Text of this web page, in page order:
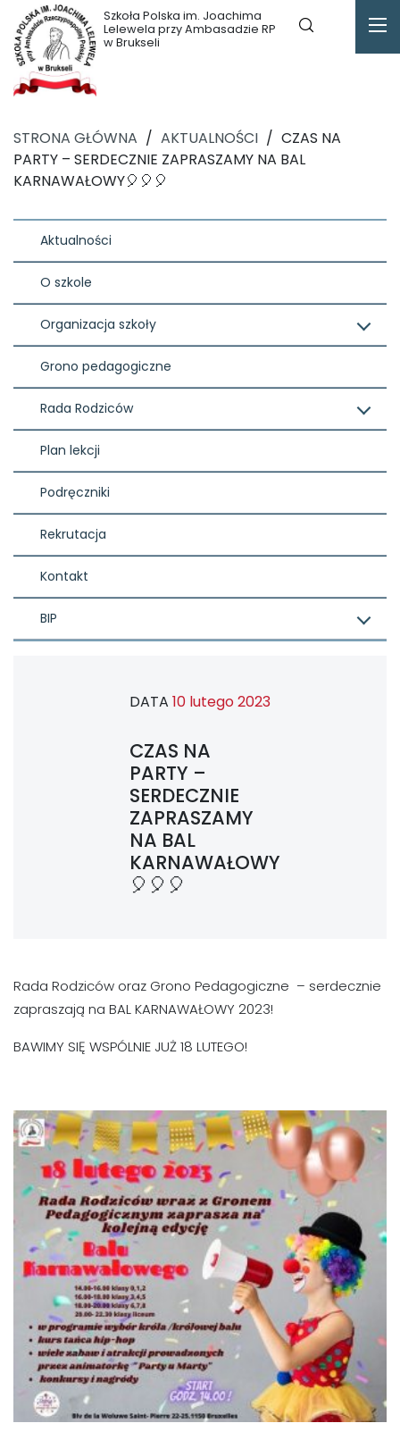
Szkoła Polska im. Joachima
Lelewela przy Ambasadzie RP
w Brukseli
STRONA GŁÓWNA / AKTUALNOŚCI / CZAS NA
PARTY – SERDECZNIE ZAPRASZAMY NA BAL
KARNAWAŁOWY🎈🎈🎈
Aktualności
O szkole
Organizacja szkoły
Grono pedagogiczne
Rada Rodziców
Plan lekcji
Podręczniki
Rekrutacja
Kontakt
BIP
DATA 10 lutego 2023
CZAS NA
PARTY –
SERDECZNIE
ZAPRASZAMY
NA BAL
KARNAWAŁOWY
🎈🎈🎈
Rada Rodziców oraz Grono Pedagogiczne – serdecznie
zapraszają na BAL KARNAWAŁOWY 2023!
BAWIMY SIĘ WSPÓLNIE JUŻ 18 LUTEGO!